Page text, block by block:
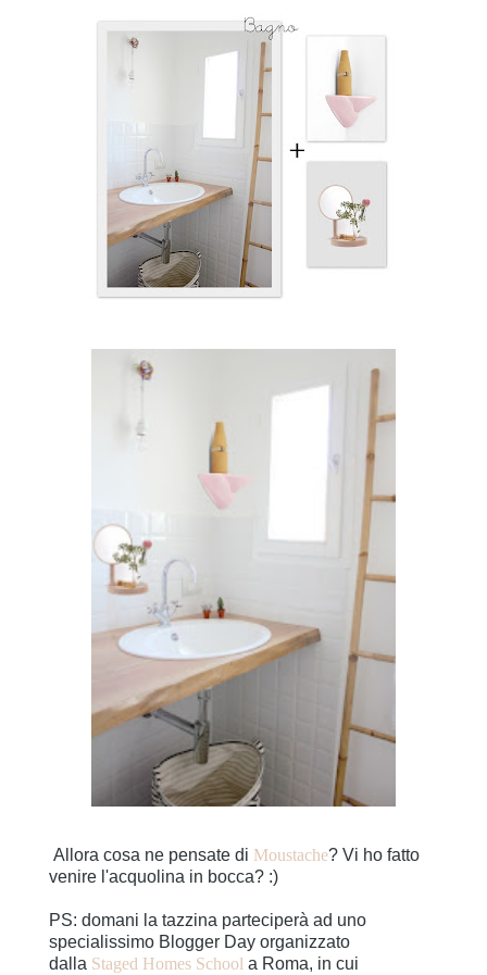
Allora cosa ne pensate di Moustache? Vi ho fatto
venire l'acquolina in bocca? :)
PS: domani la tazzina parteciperà ad uno
specialissimo Blogger Day organizzato
dalla Staged Homes School a Roma, in cui